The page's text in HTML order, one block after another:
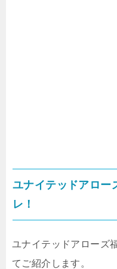
ユナイテッドアロー
レ！
ユナイテッドアローズ
てご紹介します。